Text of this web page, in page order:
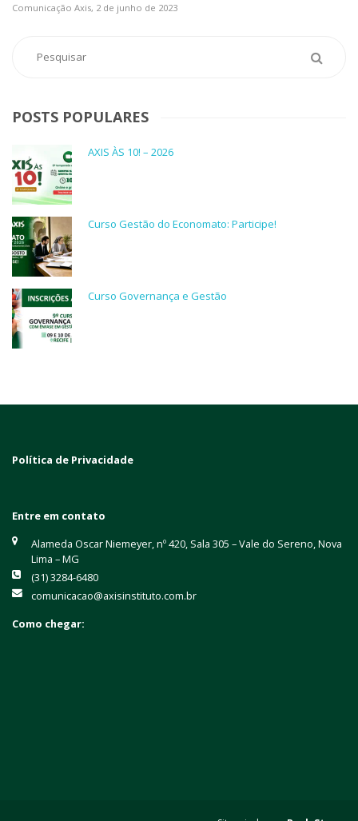
Comunicação Axis, 2 de junho de 2023
POSTS POPULARES
AXIS ÀS 10! – 2026
Curso Gestão do Economato: Participe!
Curso Governança e Gestão
Política de Privacidade
Entre em contato
Alameda Oscar Niemeyer, nº 420, Sala 305 – Vale do Sereno, Nova
Lima – MG
(31) 3284-6480
comunicacao@axisinstituto.com.br
Como chegar: